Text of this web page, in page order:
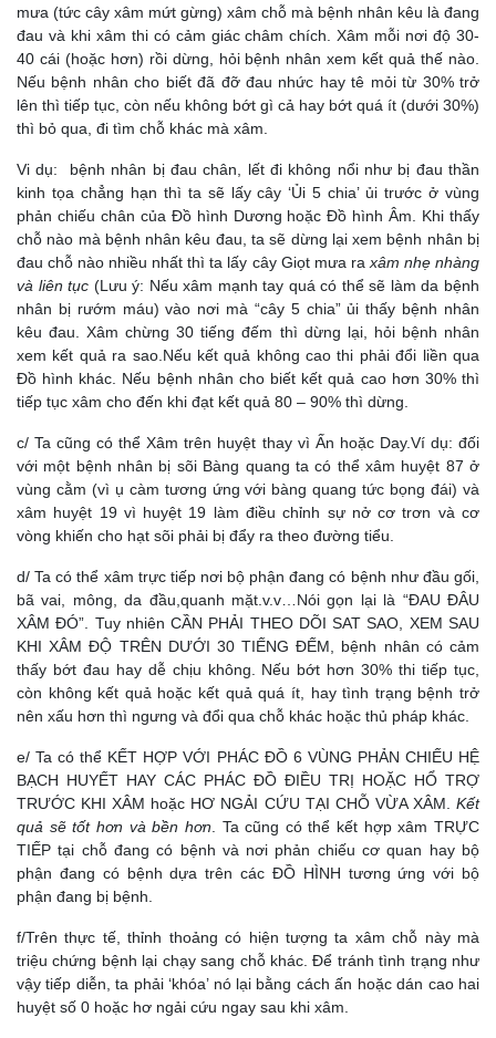
mưa (tức cây xâm mứt gừng) xâm chỗ mà bệnh nhân kêu là đang
đau và khi xâm thi có cảm giác châm chích. Xâm mỗi nơi độ 30-
40 cái (hoặc hơn) rồi dừng, hỏi bệnh nhân xem kết quả thế nào.
Nếu bệnh nhân cho biết đã đỡ đau nhức hay tê mỏi từ 30% trở
lên thì tiếp tục, còn nếu không bớt gì cả hay bớt quá ít (dưới 30%)
thì bỏ qua, đi tìm chỗ khác mà xâm.
Vi dụ: bệnh nhân bị đau chân, lết đi không nổi như bị đau thần
kinh tọa chẳng hạn thì ta sẽ lấy cây ‘Ủi 5 chia’ ủi trước ở vùng
phản chiếu chân của Đồ hình Dương hoặc Đồ hình Âm. Khi thấy
chỗ nào mà bệnh nhân kêu đau, ta sẽ dừng lại xem bệnh nhân bị
đau chỗ nào nhiều nhất thì ta lấy cây Giọt mưa raxâm nhẹ nhàng
và liên tục (Lưu ý: Nếu xâm mạnh tay quá có thể sẽ làm da bệnh
nhân bị rướm máu) vào nơi mà “cây 5 chia” ủi thấy bệnh nhân
kêu đau. Xâm chừng 30 tiếng đếm thì dừng lại, hỏi bệnh nhân
xem kết quả ra sao.Nếu kết quả không cao thi phải đổi liền qua
Đồ hình khác. Nếu bệnh nhân cho biết kết quả cao hơn 30% thì
tiếp tục xâm cho đến khi đạt kết quả 80 – 90% thì dừng.
c/ Ta cũng có thể Xâm trên huyệt thay vì Ấn hoặc Day.Ví dụ: đối
với một bệnh nhân bị sõi Bàng quang ta có thể xâm huyệt 87 ở
vùng cằm (vì ụ càm tương ứng với bàng quang tức bọng đái) và
xâm huyệt 19 vì huyệt 19 làm điều chỉnh sự nở cơ trơn và cơ
vòng khiến cho hạt sõi phải bị đẩy ra theo đường tiểu.
d/ Ta có thể xâm trực tiếp nơi bộ phận đang có bệnh như đầu gối,
bã vai, mông, da đầu,quanh mặt.v.v…Nói gọn lại là “ĐAU ĐÂU
XÂM ĐÓ”. Tuy nhiên CẦN PHẢI THEO DÕI SAT SAO, XEM SAU
KHI XÂM ĐỘ TRÊN DƯỚI 30 TIẾNG ĐẾM, bệnh nhân có cảm
thấy bớt đau hay dễ chịu không. Nếu bớt hơn 30% thi tiếp tục,
còn không kết quả hoặc kết quả quá ít, hay tình trạng bệnh trở
nên xấu hơn thì ngưng và đổi qua chỗ khác hoặc thủ pháp khác.
e/ Ta có thể KẾT HỢP VỚI PHÁC ĐỒ 6 VÙNG PHẢN CHIẾU HỆ
BẠCH HUYẾT HAY CÁC PHÁC ĐỒ ĐIỀU TRỊ HOẶC HỔ TRỢ
TRƯỚC KHI XÂM hoặc HƠ NGẢI CỨU TẠI CHỖ VỪA XÂM. Kết
quả sẽ tốt hơn và bền hơn. Ta cũng có thể kết hợp xâm TRỰC
TIẾP tại chỗ đang có bệnh và nơi phản chiếu cơ quan hay bộ
phận đang có bệnh dựa trên các ĐỒ HÌNH tương ứng với bộ
phận đang bị bệnh.
f/Trên thực tế, thỉnh thoảng có hiện tượng ta xâm chỗ này mà
triệu chứng bệnh lại chạy sang chỗ khác. Để tránh tình trạng như
vậy tiếp diễn, ta phải ‘khóa’ nó lại bằng cách ấn hoặc dán cao hai
huyệt số 0 hoặc hơ ngải cứu ngay sau khi xâm.